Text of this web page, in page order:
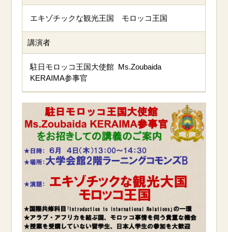
エキゾチックな観光王国 モロッコ王国
講演者
駐日モロッコ王国大使館 Ms.Zoubaida
KERAIMA参事官